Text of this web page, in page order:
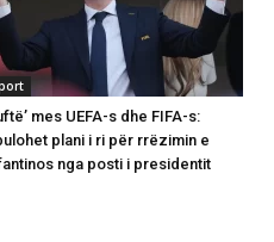
mes UEFA-s dhe FIFA-s:
plani i ri për rrëzimin e
nga posti i presidentit